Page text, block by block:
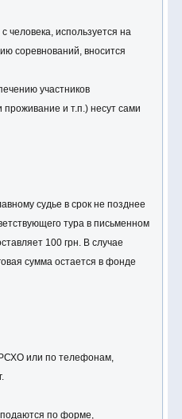
человека, используется на
соревнований, вносится
участников
проживание и т.п.) несут сами
судье в срок не позднее
тура в письменном
100 грн. В случае
сумма остается в фонде
или по телефонам,
подаются по форме,